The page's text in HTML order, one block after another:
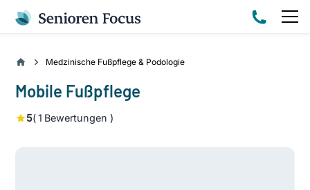
Medzinische Fußpflege & Podologie
Mobile Fußpflege
5(1 Bewertungen )